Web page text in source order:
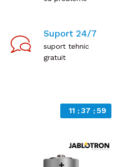
Suport 24/7
suport tehnic
gratuit
11 37 59